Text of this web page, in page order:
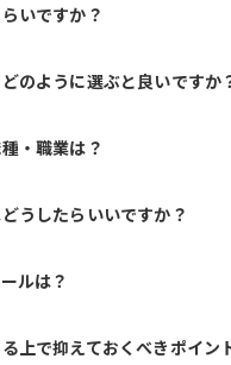
いですか？
のように選ぶと良いですか
・職業は？
うしたらいいですか？
ルは？
上で抑えておくべきポイン